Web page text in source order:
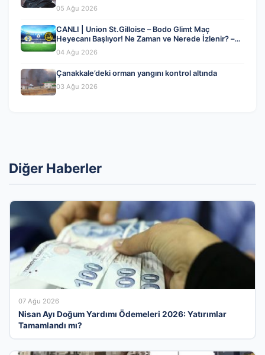
05 Ağu 2026
CANLI | Union St.Gilloise – Bodo Glimt Maç
Heyecanı Başlıyor! Ne Zaman ve Nerede İzlenir? –
04 Ağustos 2026
04 Ağu 2026
Çanakkale’deki orman yangını kontrol altında
03 Ağu 2026
Diğer Haberler
07 Ağu 2026
Nisan Ayı Doğum Yardımı Ödemeleri 2026: Yatırımlar
Tamamlandı mı?